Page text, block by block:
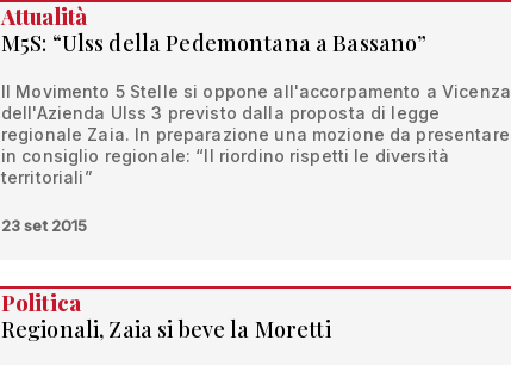
Attualità
M5S: “Ulss della Pedemontana a Bassano”
Il Movimento 5 Stelle si oppone all'accorpamento a Vicenza
dell'Azienda Ulss 3 previsto dalla proposta di legge
regionale Zaia. In preparazione una mozione da presentare
in consiglio regionale: “Il riordino rispetti le diversità
territoriali”
23 set 2015
Politica
Regionali, Zaia si beve la Moretti